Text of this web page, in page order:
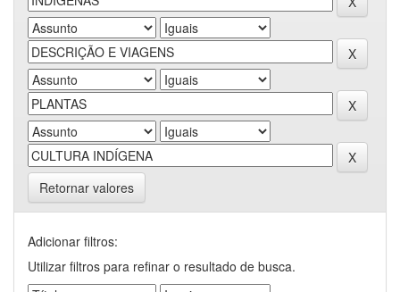
Retornar valores
Adicionar filtros:
Utilizar filtros para refinar o resultado de busca.